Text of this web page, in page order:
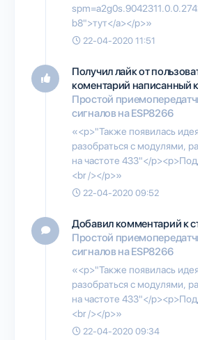
b8">тут</a></p>»
22-04-2020 11:51
Получил лайк от
коментарий написанный к
Простой
сигналов на ESP8266
«<p>"Также появилась
разобраться с модулями,
на частоте 433"</
<br /></p>»
22-04-2020 09:52
Добавил комментарий к
Простой
сигналов на ESP8266
«<p>"Также появилась
разобраться с модулями,
на частоте 433"</
<br /></p>»
22-04-2020 09:34